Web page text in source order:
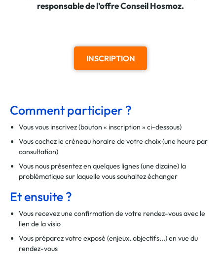
responsable de l’offre Conseil Hosmoz.
INSCRIPTION
Comment participer ?
Vous vous inscrivez (bouton « inscription » ci-dessous)
Vous cochez le créneau horaire de votre choix (une heure par
consultation)
Vous nous présentez en quelques lignes (une dizaine) la
problématique sur laquelle vous souhaitez échanger
Et ensuite ?
Vous recevez une confirmation de votre rendez-vous avec le
lien de la visio
Vous préparez votre exposé (enjeux, objectifs...) en vue du
rendez-vous